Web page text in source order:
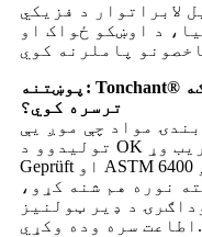
لابراتوار د فزیکي
د اوښکو ځواک او
پوښتنه: Tonchant® د محصول کیفیت کنټرول څنګه
ترسره کوي؟
مواد چې موږ یې
تولیدوو د OK بایو-تخریب وړ، OK کمپوسټ، DIN-
Geprüft او ASTM 6400 معیارونو سره مطابقت لري. موږ
نوره هم شنه کړو،
د ډیر ټولنیز
اطاعت سره وده وکړي.